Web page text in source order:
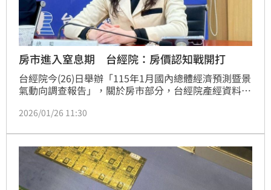
房市進入窒息期 台經院：房價認知戰開打
台經院今(26)日舉辦「115年1月國內總體經濟預測暨景
氣動向調查報告」，關於房市部分，台經院產經資料庫
房貸放貸謹慎下，市場已進入價格認知拉鋸戰的「窒息
出現「土方之亂」變因，短期內房市將維持「自住需
求」為核心，交易量放大不易。（陳韋帆）
2026/01/26 11:30